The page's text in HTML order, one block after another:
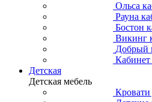
Ольса
Рауна
Бостон
Викинг
Добрый
Детская
Детская мебель